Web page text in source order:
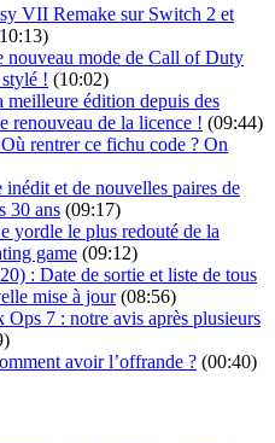
VII Remake sur Switch 2 et
nouveau mode de Call of Duty
! (10:02)
meilleure édition depuis des
renouveau de la licence ! (09:44)
rentrer ce fichu code ? On
et de nouvelles paires de
30 ans (09:17)
yordle le plus redouté de la
game (09:12)
: Date de sortie et liste de tous
mise à jour (08:56)
7 : notre avis après plusieurs
avoir l’offrande ? (00:40)